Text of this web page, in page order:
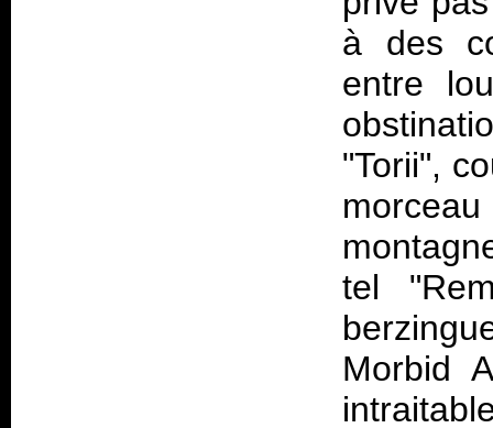
à des
entre
"Torii",
tel
Morbid